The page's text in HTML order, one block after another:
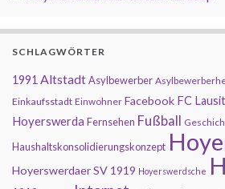
SCHLAGWÖRTER
1991 AltstadtAsylbewerber
Einkaufsstadt Einwohner Facebook FC
Hoyerswerda Fernsehen Fußball
Haushaltskonsolidierungskonzept
Hoyerswerdaer SV 1919 Hoyerswerdsche